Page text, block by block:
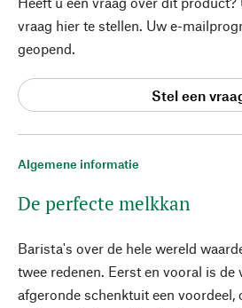
Algemene informatie
De perfecte melkkan
Barista's over de hele wereld
twee redenen. Eerst en vooral is de
afgeronde schenktuit een voordeel,
vraag hier te stellen. Uw e-
geopend.
Stel een